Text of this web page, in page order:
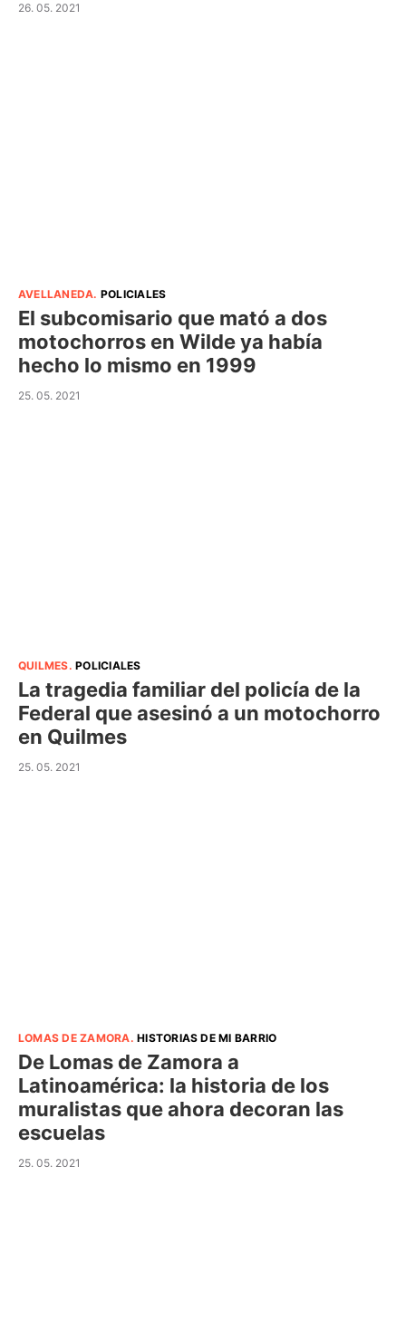
26. 05. 2021
AVELLANEDA. POLICIALES
El subcomisario que mató a dos
motochorros en Wilde ya había
hecho lo mismo en 1999
25. 05. 2021
QUILMES.POLICIALES
La tragedia familiar del policía de la
Federal que asesinó a un motochorro
en Quilmes
25. 05. 2021
LOMAS DE ZAMORA.HISTORIAS DE MI BARRIO
De Lomas de Zamora a
Latinoamérica: la historia de los
muralistas que ahora decoran las
escuelas
25. 05. 2021